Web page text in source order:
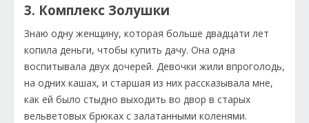
3. Комплекс Золушки
Знаю одну женщину, которая больше двадцати лет
копила деньги, чтобы купить дачу. Она одна
воспитывала двух дочерей. Девочки жили впроголодь,
на одних кашах, и старшая из них рассказывала мне,
как ей было стыдно выходить во двор в старых
вельветовых брюках с залатанными коленями.